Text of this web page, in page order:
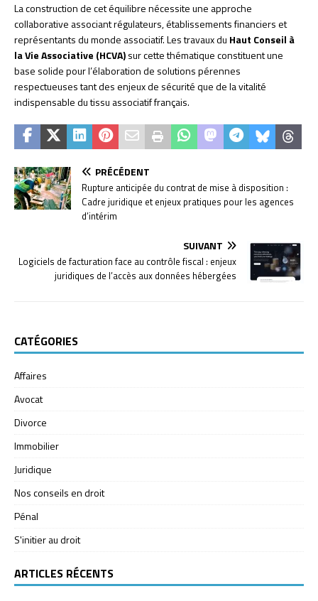
La construction de cet équilibre nécessite une approche
collaborative associant régulateurs, établissements financiers et
représentants du monde associatif. Les travaux du Haut Conseil à
la Vie Associative (HCVA)sur cette thématique constituent une
base solide pour l’élaboration de solutions pérennes
respectueuses tant des enjeux de sécurité que de la vitalité
indispensable du tissu associatif français.
PRÉCÉDENT
Rupture anticipée du contrat de mise à disposition :
Cadre juridique et enjeux pratiques pour les agences
d’intérim
SUIVANT
Logiciels de facturation face au contrôle fiscal : enjeux
juridiques de l’accès aux données hébergées
CATÉGORIES
Affaires
Avocat
Divorce
Immobilier
Juridique
Nos conseils en droit
Pénal
S'initier au droit
ARTICLES RÉCENTS